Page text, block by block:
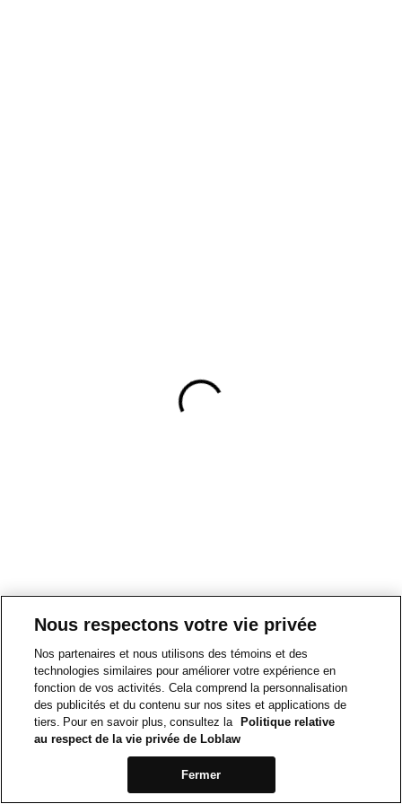
Nous respectons votre vie privée
Nos partenaires et nous utilisons des témoins et des
technologies similaires pour améliorer votre expérience en
fonction de vos activités. Cela comprend la personnalisation
des publicités et du contenu sur nos sites et applications de
tiers. Pour en savoir plus, consultez la
Politique relative
au respect de la vie privée de Loblaw
Fermer